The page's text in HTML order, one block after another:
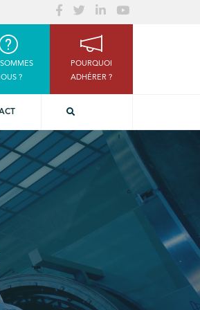
?
POURQUOI
ADHÉRER ?